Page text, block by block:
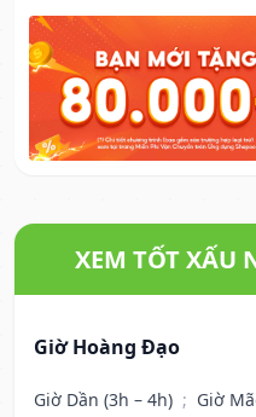
XEM TỐT XẤU
Giờ Hoàng Đạo
Giờ Dần (3h – 4h) ; Giờ